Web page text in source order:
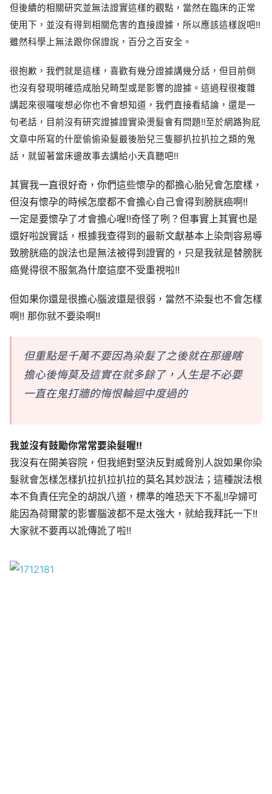
但後續的相關研究並無法證實這樣的觀點，當然在臨床的正常
使用下，並沒有得到相關危害的直接證據，所以應該這樣說吧!!
雖然科學上無法跟你保證說，百分之百安全。
很抱歉，我們就是這樣，喜歡有幾分證據講幾分話，但目前倒
也沒有發現明確造成胎兒畸型或是影響的證據。 這過程很複雜
講起來很囉唆想必你也不會想知道，我們直接看結論，還是一
句老話，目前沒有研究證據證實染燙髮會有問題!!至於網路狗屁
文章中所寫的什麼偷偷染髮最後胎兒三隻腳扒拉扒拉之類的鬼
話，就留著當床邊故事去講給小天真聽吧!!
其實我一直很好奇，你們這些懷孕的都擔心胎兒會怎麼樣，
但沒有懷孕的時候怎麼都不會擔心自己會得到膀胱癌啊!!
一定是要懷孕了才會擔心喔!!奇怪了咧？但事實上其實也是
還好啦說實話，根據我查得到的最新文獻基本上染劑容易導
致膀胱癌的說法也是無法被得到證實的，只是我就是替膀胱
癌覺得很不服氣為什麼這麼不受重視啦!!
但如果你還是很擔心腦波還是很弱，當然不染髮也不會怎樣
啊!! 那你就不要染啊!!
但重點是千萬不要因為染髮了之後就在那邊瞎
擔心後悔莫及這實在就多餘了，人生是不必要
一直在鬼打牆的悔恨輪迴中度過的
我並沒有鼓勵你常常要染髮喔!!
我沒有在開美容院，但我絕對堅決反對威脅別人說如果你染
髮就會怎樣怎樣扒拉扒拉扒拉的莫名其妙說法；這種說法根
本不負責任完全的胡說八道，標準的唯恐天下不亂!!孕婦可
能因為荷爾蒙的影響腦波都不是太強大，就給我拜託一下!!
大家就不要再以訛傳訛了啦!!